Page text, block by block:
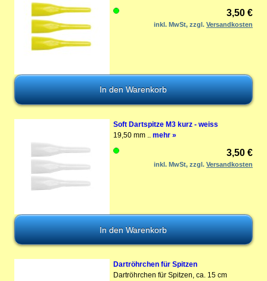
3,50 €
inkl. MwSt, zzgl.Versandkosten
Soft Dartspitze M3 kurz - weiss
19,50 mm .. mehr »
3,50 €
inkl. MwSt, zzgl.Versandkosten
Dartröhrchen für Spitzen
Dartröhrchen für Spitzen, ca. 15 cm